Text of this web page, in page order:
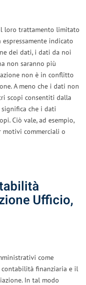
loro trattamento limitato
indicato
dei dati, i dati da noi
non saranno più
non è in conflitto
A meno che i dati non
scopi consentiti dalla
che i dati
Ciò vale, ad esempio,
motivi commerciali o
Ufficio,
come
contabilità finanziaria e il
In tal modo